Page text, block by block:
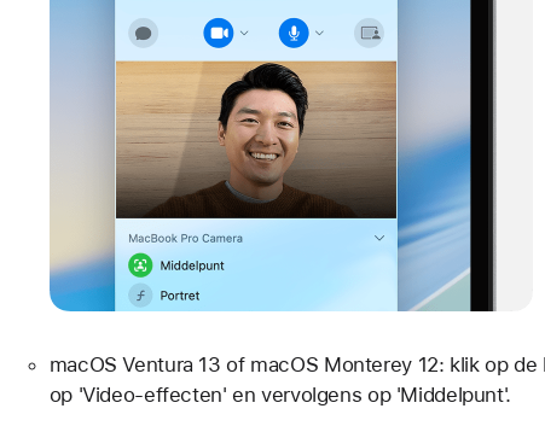
macOS Ventura 13 of macOS Monterey 12: klik op de
op 'Video-effecten' en vervolgens op 'Middelpunt'.